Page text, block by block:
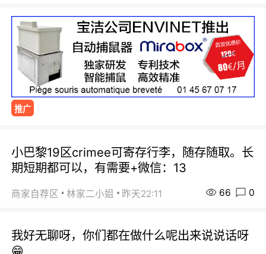
推广
小巴黎19区crimee可寄存行李，随存随取。长
期短期都可以，有需要+微信：13
商家自荐区 林家二小姐 昨天22:11 66 0
我好无聊呀，你们都在做什么呢出来说说话呀
😁